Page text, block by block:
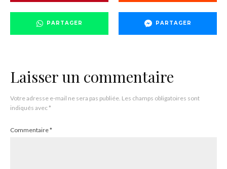
PARTAGER PARTAGER
Laisser un commentaire
Votre adresse e-mail ne sera pas publiée. Les champs obligatoires sont
indiqués avec*
Commentaire*